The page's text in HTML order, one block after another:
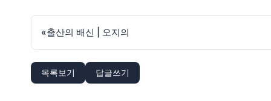
«출산의 배신 | 오지의
목록보기 답글쓰기